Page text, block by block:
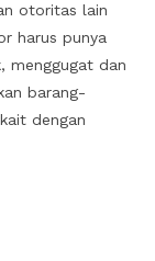
otoritas lain
harus punya
menggugat dan
barang-
dengan